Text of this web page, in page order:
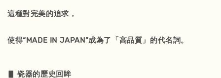
這種對完美的追求，
使得“MADE IN JAPAN”成為了「高品質」的代名詞。
▋ 瓷器的歷史回眸